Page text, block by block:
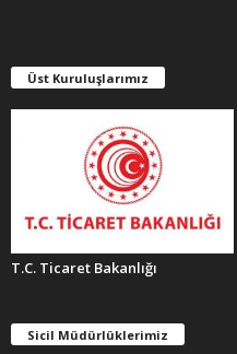
E
R
Üst Kuruluşlarımız
T.C. Ticaret Bakanlığı
Sicil Müdürlüklerimiz